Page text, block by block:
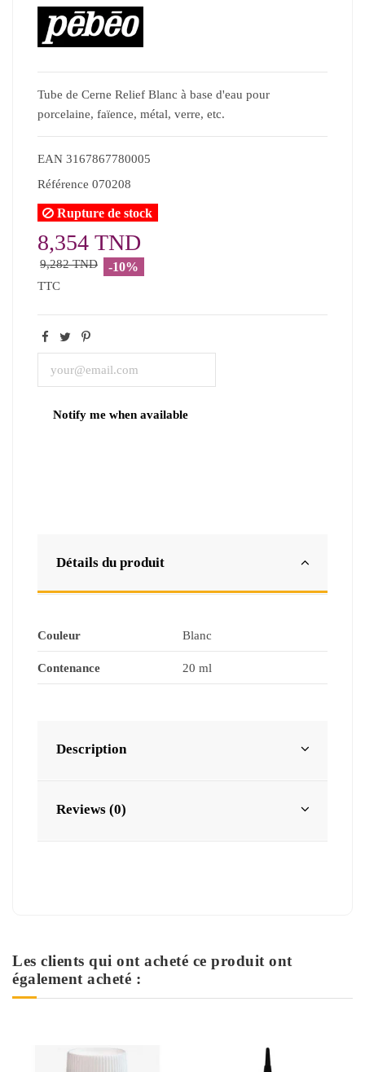
Tube de Cerne Relief Blanc à base d'eau pour
porcelaine, faïence, métal, verre, etc.
EAN 3167867780005
Référence 070208
Rupture de stock
8,354 TND
9,282 TND -10%
TTC
Détails du produit
Couleur Blanc
Contenance 20 ml
Description
Reviews (0)
Les clients qui ont acheté ce produit ont
également acheté :